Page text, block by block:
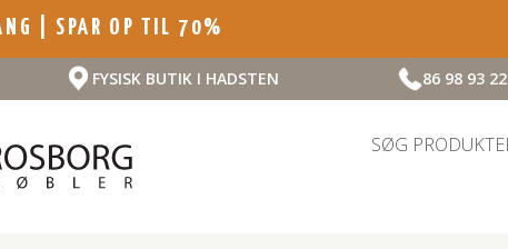
| SPAR OP TIL 70%
FYSISK BUTIK I HADSTEN 86 98 93 22